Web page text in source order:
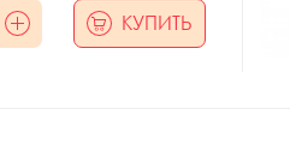
КУПИТЬ